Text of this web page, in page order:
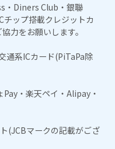
・Diners Club・銀聯
ップ搭載クレジットカ
力をお願いします。
通系ICカード(PiTaPa除
Pay・楽天ペイ・Alipay・
(JCBマークの記載がござ